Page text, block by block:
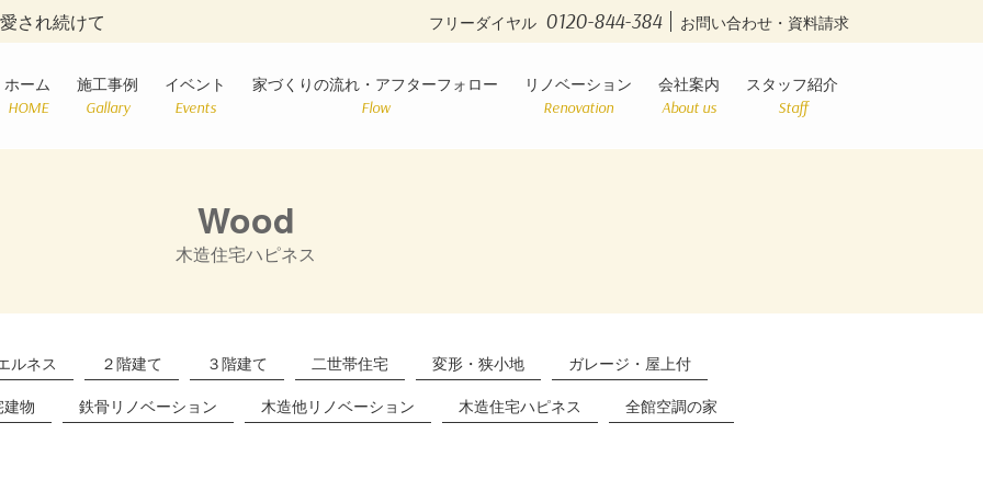
され続けて フリーダイヤル 0120-844-384 お問い合わせ・資料請求
ホーム
HOME
施工事例
Gallary
イベント
Events
家づくりの流れ・アフターフォロー
Flow
リノベーション
Renovation
会社案内
About us
スタッフ紹介
Staff
Wood
木造住宅ハピネス
ルネス ２階建て ３階建て 二世帯住宅 変形・狭小地
ガレージ・屋上付
物
鉄骨リノベーション 木造他リノベーション 木造住宅ハピネス 全館空調の家